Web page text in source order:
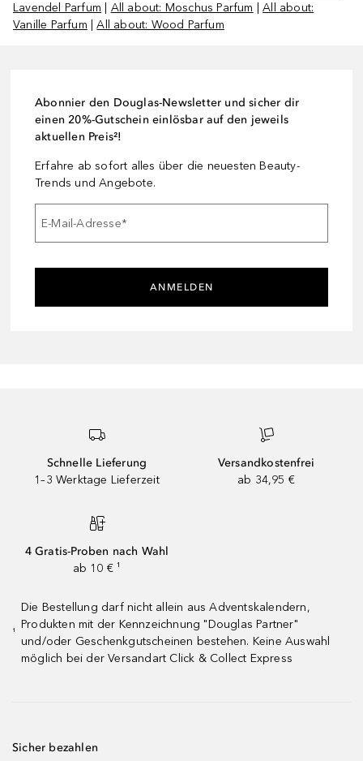
Lavendel Parfum
All about: Moschus Parfum |All about:
Vanille Parfum |All about: Wood Parfum
Abonnier den Douglas-Newsletter und sicher dir
einen 20%-Gutschein einlösbar auf den jeweils
aktuellen Preis²!
Erfahre ab sofort alles über die neuesten Beauty-
Trends und Angebote.
E-Mail-Adresse*
ANMELDEN
Schnelle Lieferung
1–3 Werktage Lieferzeit
Versandkostenfrei
ab 34,95 €
4 Gratis-Proben nach Wahl
ab 10 € ¹
¹
Die Bestellung darf nicht allein aus Adventskalendern,
Produkten mit der Kennzeichnung "Douglas Partner"
und/oder Geschenkgutscheinen bestehen. Keine Auswahl
möglich bei der Versandart Click & Collect Express
Sicher bezahlen